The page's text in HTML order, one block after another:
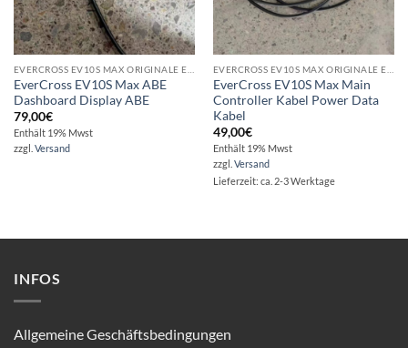
EverCross EV10S Max ABE
Dashboard Display ABE
79,00€
Enthält 19% Mwst
zzgl. Versand
EverCross EV10S Max Main
Controller Kabel Power Data
Kabel
49,00€
Enthält 19% Mwst
zzgl. Versand
Lieferzeit: ca. 2-3 Werktage
INFOS
Allgemeine Geschäftsbedingungen